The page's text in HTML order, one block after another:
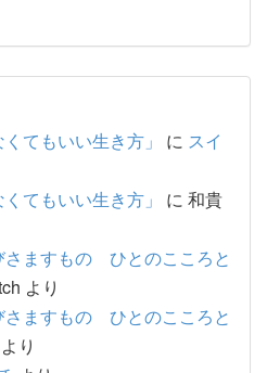
てもいい生き方」 に スイ
てもいい生き方」
に 和貴
さますもの ひとのこころと
より
さますもの ひとのこころと
より